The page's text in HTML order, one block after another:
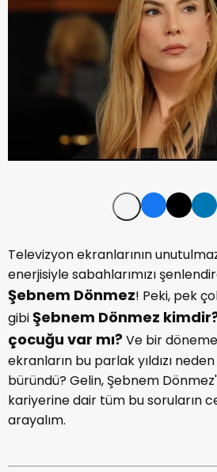
Televizyon ekranlarının
enerjisiyle sabahlarımızı
Şebnem Dönmez! Peki, pek
gibiŞebnem Dönmez
çocuğu var mı? Ve bir
ekranların bu parlak yıldızı
büründü? Gelin, Şebnem
kariyerine dair tüm bu soruların
arayalım.